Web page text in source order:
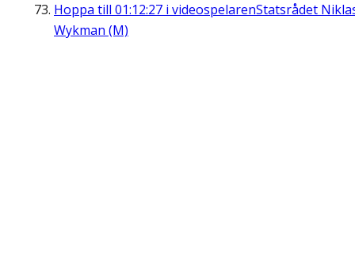
Hoppa till 01:12:27 i videospelarenStatsrådet
Wykman (M)